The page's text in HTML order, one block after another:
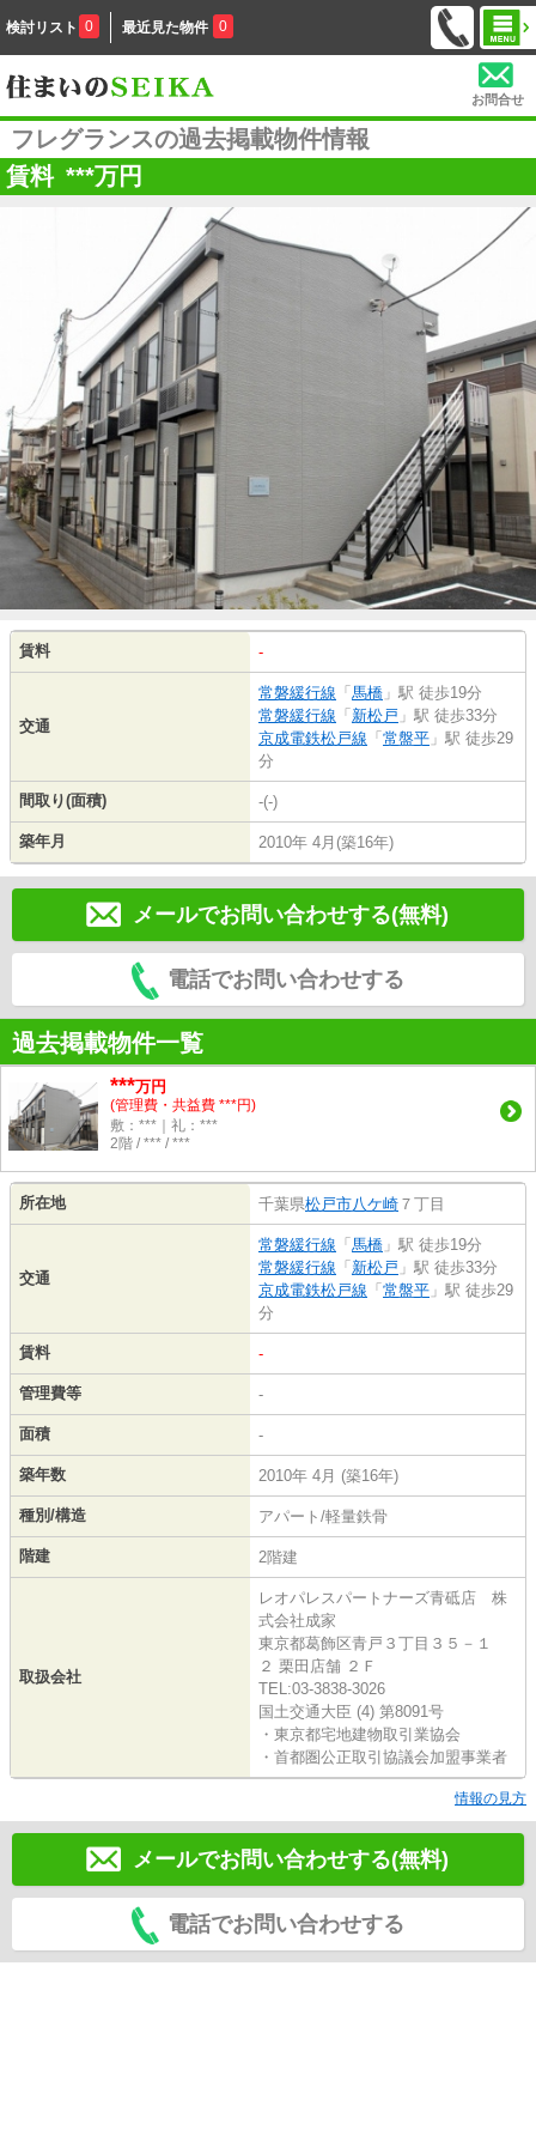
検討リスト 0 最近見た物件 0
お問合せ
フレグランスの過去掲載物件情報
賃料 ***万円
賃料 -
交通
常磐緩行線 「 馬橋 」駅 徒歩19分
常磐緩行線 「 新松戸 」駅 徒歩33分
京成電鉄松戸線 「 常盤平 」駅 徒歩29
分
間取り(面積) -(-)
築年月 2010年 4月(築16年)
メールでお問い合わせする(無料)
電話でお問い合わせする
過去掲載物件一覧
***万円
(管理費・共益費 ***円)
敷：***｜礼：***
2階 / *** / ***
所在地 千葉県松戸市八ケ崎 ７丁目
交通
常磐緩行線 「 馬橋 」駅 徒歩19分
常磐緩行線 「 新松戸 」駅 徒歩33分
京成電鉄松戸線 「 常盤平 」駅 徒歩29
分
賃料 -
管理費等 -
面積 -
築年数 2010年 4月 (築16年)
種別/構造 アパート/軽量鉄骨
階建 2階建
取扱会社
レオパレスパートナーズ青砥店 株
式会社成家
東京都葛飾区青戸３丁目３５－１
２ 栗田店舗 ２Ｆ
TEL:03-3838-3026
国土交通大臣 (4) 第8091号
・東京都宅地建物取引業協会
・首都圏公正取引協議会加盟事業者
情報の見方
メールでお問い合わせする(無料)
電話でお問い合わせする